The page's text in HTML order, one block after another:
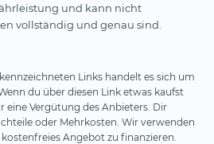
und kann nicht
vollständig und genau sind.
Links handelt es sich um
du über diesen Link etwas kaufst
eine Vergütung des Anbieters. Dir
oder Mehrkosten. Wir verwenden
Angebot zu finanzieren.